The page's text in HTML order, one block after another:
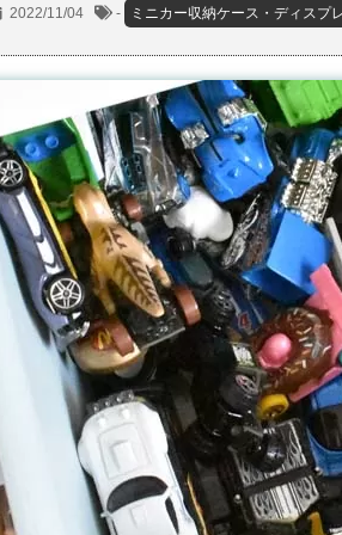
2022/11/04 - ミニカー収納ケース・ディスプ